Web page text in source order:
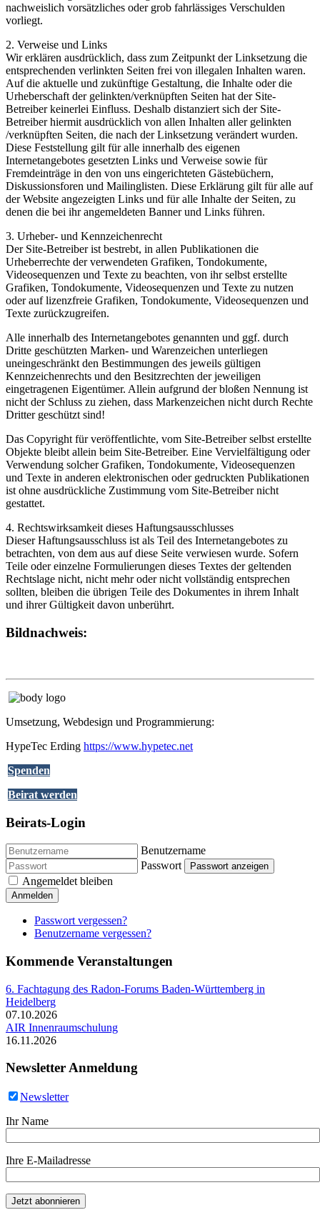
nachweislich vorsätzliches oder grob fahrlässiges Verschulden
vorliegt.
2. Verweise und Links
Wir erklären ausdrücklich, dass zum Zeitpunkt der Linksetzung die
entsprechenden verlinkten Seiten frei von illegalen Inhalten waren.
Auf die aktuelle und zukünftige Gestaltung, die Inhalte oder die
Urheberschaft der gelinkten/verknüpften Seiten hat der Site-
Betreiber keinerlei Einfluss. Deshalb distanziert sich der Site-
Betreiber hiermit ausdrücklich von allen Inhalten aller gelinkten
/verknüpften Seiten, die nach der Linksetzung verändert wurden.
Diese Feststellung gilt für alle innerhalb des eigenen
Internetangebotes gesetzten Links und Verweise sowie für
Fremdeinträge in den von uns eingerichteten Gästebüchern,
Diskussionsforen und Mailinglisten. Diese Erklärung gilt für alle auf
der Website angezeigten Links und für alle Inhalte der Seiten, zu
denen die bei ihr angemeldeten Banner und Links führen.
3. Urheber- und Kennzeichenrecht
Der Site-Betreiber ist bestrebt, in allen Publikationen die
Urheberrechte der verwendeten Grafiken, Tondokumente,
Videosequenzen und Texte zu beachten, von ihr selbst erstellte
Grafiken, Tondokumente, Videosequenzen und Texte zu nutzen
oder auf lizenzfreie Grafiken, Tondokumente, Videosequenzen und
Texte zurückzugreifen.
Alle innerhalb des Internetangebotes genannten und ggf. durch
Dritte geschützten Marken- und Warenzeichen unterliegen
uneingeschränkt den Bestimmungen des jeweils gültigen
Kennzeichenrechts und den Besitzrechten der jeweiligen
eingetragenen Eigentümer. Allein aufgrund der bloßen Nennung ist
nicht der Schluss zu ziehen, dass Markenzeichen nicht durch Rechte
Dritter geschützt sind!
Das Copyright für veröffentlichte, vom Site-Betreiber selbst erstellte
Objekte bleibt allein beim Site-Betreiber. Eine Vervielfältigung oder
Verwendung solcher Grafiken, Tondokumente, Videosequenzen
und Texte in anderen elektronischen oder gedruckten Publikationen
ist ohne ausdrückliche Zustimmung vom Site-Betreiber nicht
gestattet.
4. Rechtswirksamkeit dieses Haftungsausschlusses
Dieser Haftungsausschluss ist als Teil des Internetangebotes zu
betrachten, von dem aus auf diese Seite verwiesen wurde. Sofern
Teile oder einzelne Formulierungen dieses Textes der geltenden
Rechtslage nicht, nicht mehr oder nicht vollständig entsprechen
sollten, bleiben die übrigen Teile des Dokumentes in ihrem Inhalt
und ihrer Gültigkeit davon unberührt.
Bildnachweis:
Umsetzung, Webdesign und Programmierung:
HypeTec Erding https://www.hypetec.net
Spenden
Beirat werden
Beirats-Login
Benutzername
Passwort
Passwort anzeigen
Angemeldet bleiben
Anmelden
Passwort vergessen?
Benutzername vergessen?
Kommende Veranstaltungen
6. Fachtagung des Radon-Forums Baden-Württemberg in
Heidelberg
07.10.2026
AIR Innenraumschulung
16.11.2026
Newsletter Anmeldung
Newsletter
Ihr Name
Ihre E-Mailadresse